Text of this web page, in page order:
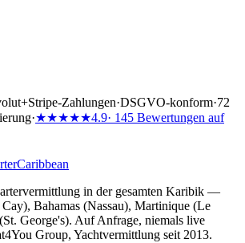
+Stripe-Zahlungen·DSGVO-konform·72
·★★★★★4.9· 145 Bewertungen auf
Caribbean
in der gesamten Karibik —
Bahamas (Nassau), Martinique (Le
George's). Auf Anfrage, niemals live
Group, Yachtvermittlung seit 2013.